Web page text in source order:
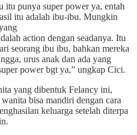
punya super power ya, entah
itu adalah ibu-ibu. Mungkin
action dengan seadanya. Itu
seorang ibu ibu, bahkan mereka
urus anak dan ada yang
power bgt ya,” ungkap Cici.
yang dibentuk Felancy ini,
bisa mandiri dengan cara
keluarga setelah diterpa